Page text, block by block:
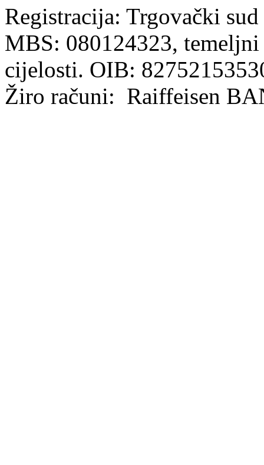
Registracija: Trgovački
MBS: 080124323,
cijelosti. OIB:
Žiro računi: Raiffeisen